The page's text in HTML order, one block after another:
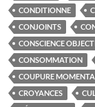
CONDITIONNE
CONJOINTS
CONSCIENCE
CONSOMMATION
COUPURE
CROYANCES